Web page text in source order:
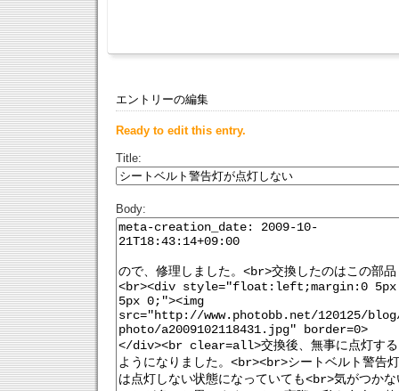
エントリーの編集
Ready to edit this entry.
Title:
Body: